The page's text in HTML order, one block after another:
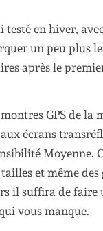
testé en hiver,
un peu plus
après le
GPS de la
écrans
Moyenne.
et même des
il suffira de
vous manque.